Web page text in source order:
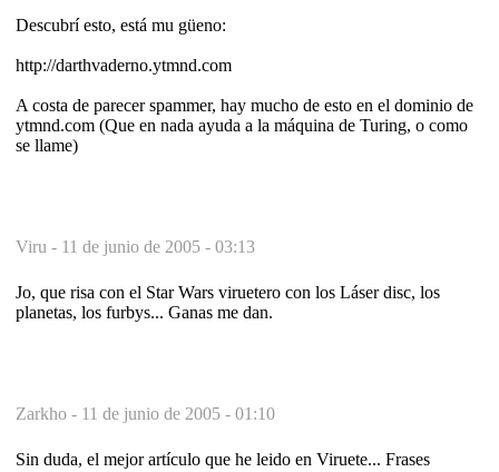
Descubrí esto, está mu güeno:
http://darthvaderno.ytmnd.com
A costa de parecer spammer, hay mucho de esto en el dominio de
ytmnd.com (Que en nada ayuda a la máquina de Turing, o como
se llame)
Viru - 11 de junio de 2005 - 03:13
Jo, que risa con el Star Wars viruetero con los Láser disc, los
planetas, los furbys... Ganas me dan.
Zarkho - 11 de junio de 2005 - 01:10
Sin duda, el mejor artículo que he leido en Viruete... Frases